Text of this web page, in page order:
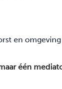
en omgeving
één